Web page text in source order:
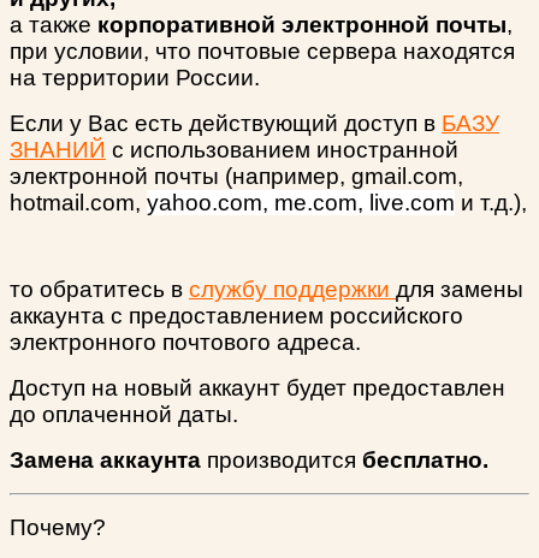
а также корпоративной электронной почты,
при условии, что почтовые сервера находятся
на территории России.
Если у Вас есть действующий доступ в БАЗУ
ЗНАНИЙ с использованием иностранной
электронной почты (например, gmail.com,
hotmail.com, yahoo.com, me.com, live.com и т.д.),
то обратитесь в службу поддержки для замены
аккаунта с предоставлением российского
электронного почтового адреса.
Доступ на новый аккаунт будет предоставлен
до оплаченной даты.
Замена аккаунта производится бесплатно.
Почему?